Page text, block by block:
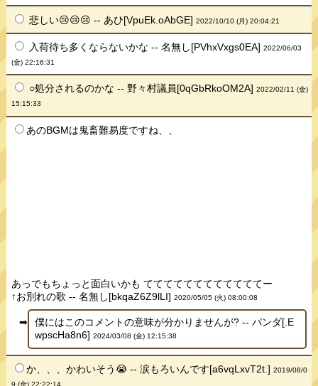
悲しい😢😢😢 -- あひ[VpuEk.oAbGE]2022/10/10 (月) 20:04:21
入荷待ち多くならないかな -- 名無し[PVhxVxgs0EA]2022/06/03
(金) 22:16:31
○処分されるのかな -- 野々村議員[0qGbRkoOM2A]2022/02/11 (金)
15:15:33
あのBGMは鬼畜難易度ですね、、
あっでもちょっと面白いかも ててててててててててててー
↑お別れの歌 -- 名無し[bkqaZ6Z9lLI]2020/05/05 (火) 08:00:08
僕にはこのコメントの意味が分かりませんが? -- パンダ[.E
wpscHa8n6] 2024/03/08 (金) 12:15:38
か、、、かわいそう😭 -- 涙もろいんです[a6vqLxvT2t.]2019/08/0
9 (金) 22:22:14